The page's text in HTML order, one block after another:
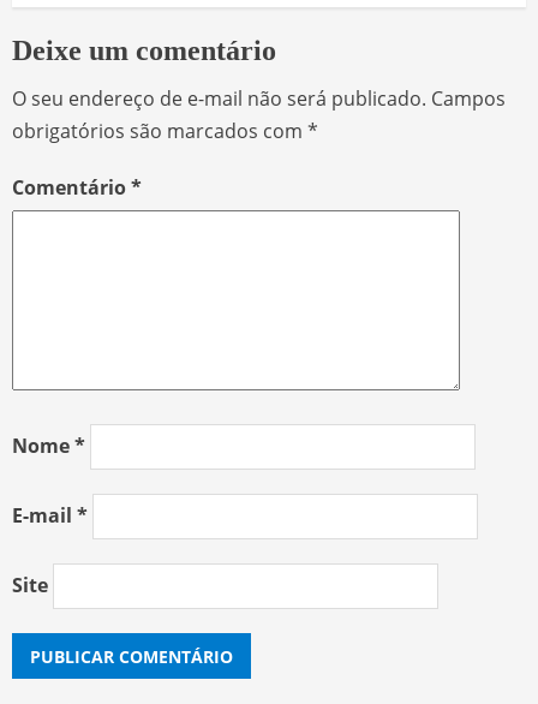
Deixe um comentário
O seu endereço de e-mail não será publicado. Campos
obrigatórios são marcados com *
Comentário*
Nome*
E-mail *
Site